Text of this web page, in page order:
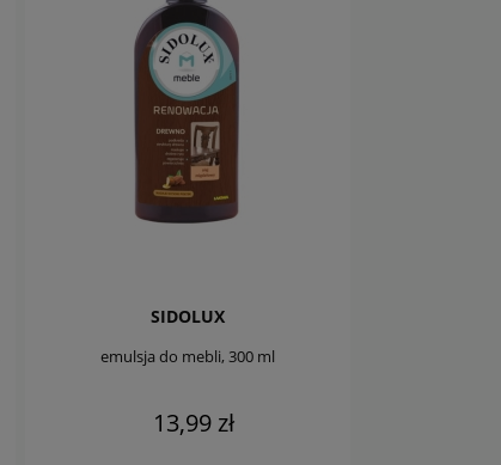
SIDOLUX
emulsja do mebli, 300 ml
13,99 zł